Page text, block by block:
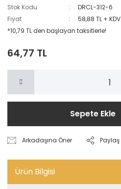
Stok Kodu
DRCL-312-6
Fiyat
58,88 TL + KDV
*10,79 TL den başlayan taksitlerle!
64,77 TL
Sepete Ekle
Arkadaşına Öner Paylaş
Ürün Bilgisi